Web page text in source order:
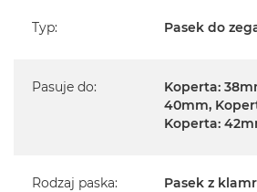
Typ: Pasek do
Pasuje do:
Koperta:
40mm,
Koperta:
Rodzaj paska: Pasek z